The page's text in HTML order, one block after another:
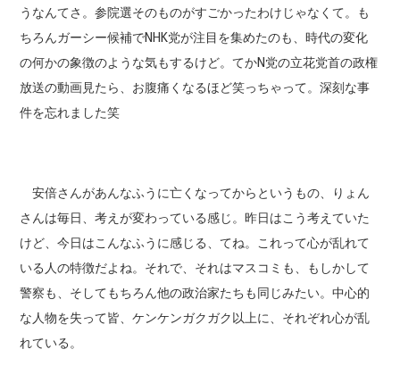
うなんてさ。参院選そのものがすごかったわけじゃなくて。も
ちろんガーシー候補でNHK党が注目を集めたのも、時代の変化
の何かの象徴のような気もするけど。てかN党の立花党首の政権
放送の動画見たら、お腹痛くなるほど笑っちゃって。深刻な事
件を忘れました笑
安倍さんがあんなふうに亡くなってからというもの、りょん
さんは毎日、考えが変わっている感じ。昨日はこう考えていた
けど、今日はこんなふうに感じる、てね。これって心が乱れて
いる人の特徴だよね。それで、それはマスコミも、もしかして
警察も、そしてもちろん他の政治家たちも同じみたい。中心的
な人物を失って皆、ケンケンガクガク以上に、それぞれ心が乱
れている。